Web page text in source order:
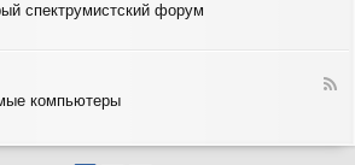
спектрумистский форум
F
компьютеры